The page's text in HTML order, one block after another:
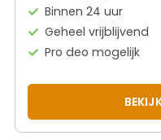
Binnen 24 uur
Geheel vrijblijvend
Pro deo mogelijk